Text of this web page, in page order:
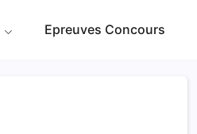
Epreuves Concours